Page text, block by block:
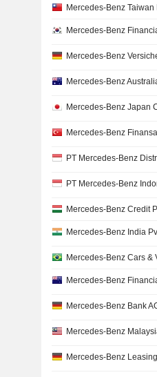
Mercedes-Benz Taiwan
Mercedes-Benz
Mercedes-Benz
Mercedes-Benz
Mercedes-Benz Japan
Mercedes-Benz
PT Mercedes-Benz
PT Mercedes-Benz
Mercedes-Benz Credit
Mercedes-Benz India
Mercedes-Benz Cars &
Mercedes-Benz
Mercedes-Benz Bank
Mercedes-Benz
Mercedes-Benz